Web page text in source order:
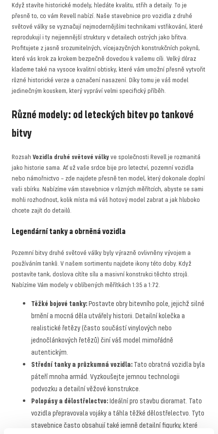
Když stavíte historické modely, hledáte kvalitu, střih a detaily. To je
přesně to, co vám Revell nabízí. Naše stavebnice pro vozidla z druhé
světové války se vyznačují nejmodernějšími technikami vstřikování, které
reprodukují i ​​ty nejjemnější struktury v detailech ostrých jako břitva.
Profitujete z jasně srozumitelných, vícejazyčných konstrukčních pokynů,
které vás krok za krokem bezpečně dovedou k vašemu cíli. Velký důraz
klademe také na vysoce kvalitní obtisky, které vám umožní přesně vytvořit
různé historické verze a označení nasazení. Díky tomu je váš model
jedinečným kouskem, který vypráví velmi specifický příběh.
Různé modely: od leteckých bitev po tankové
bitvy
Rozsah Vozidla druhé světové válkyve společnosti Revell je rozmanitá
jako historie sama. Ať už vaše srdce bije pro letectví, pozemní vozidla
nebo námořnictvo – zde najdete přesně ten model, který dokonale doplní
vaši sbírku. Nabízíme vám stavebnice v různých měřítcích, abyste se sami
mohli rozhodnout, kolik místa má váš hotový model zabrat a jak hluboko
chcete zajít do detailů.
Legendární tanky a obrněná vozidla
Pozemní bitvy druhé světové války byly výrazně ovlivněny vývojem a
používáním tanků. V našem sortimentu najdete ikony této doby. Když
postavíte tank, doslova cítíte sílu a masivní konstrukci těchto strojů.
Nabízíme Vám modely v oblíbených měřítkách 1:35 a 1:72.
Těžké bojové tanky:Postavte obry bitevního pole, jejichž silné
brnění a mocná děla utvářely historii. Detailní kolečka a
realistické řetězy (často součástí vinylových nebo
jednočlánkových řetězů) činí váš model mimořádně
autentickým.
Střední tanky a průzkumná vozidla: Tato obratná vozidla byla
páteří mnoha armád. Vyzkoušejte jemnou technologii
podvozku a detailní věžové konstrukce.
Polopásy a dělostřelectvo:Ideální pro stavbu dioramat. Tato
vozidla přepravovala vojáky a táhla těžké dělostřelectvo. Tyto
stavebnice často obsahují také jemně detailní figurky, které